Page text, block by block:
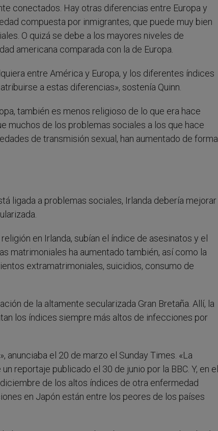
conectados. Hay otras diferencias entre Europa y
compuesta por inmigrantes, que puede muy bien
O quizá se debe a los mayores niveles de
americana comparada con la de Europa.
entre América y Europa, y los diferentes índices
a estas diferencias», sostenía Quinn.
también es menos religioso de lo que era hace
muchos de los problemas sociales a los que hace
de transmisión sexual, han aumentado de forma
ligada a problemas sociales, Irlanda debería mejorar
en Irlanda, subían el índice de asesinatos y el
matrimoniales ha aumentado también, así como la
extramatrimoniales, suicidios, consumo de
de la altamente secularizada Gran Bretaña. Allí, la
los índices siempre más altos de infecciones por
el 20 de marzo el Sunday Times. «La
reportaje publicado el 30 de junio por la BBC. Y, en el
de los altos índices de otra enfermedad
en Japón están entre los peores de los países